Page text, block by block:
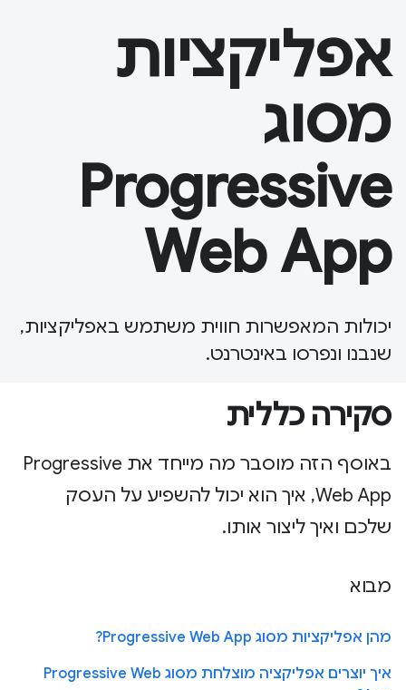
אפליקציות
מסוג
Progressive
Web App
יכולות המאפשרות חווית משתמש באפליקציות,
שנבנו ונפרסו באינטרנט.
סקירה כללית
באוסף הזה מוסבר מה מייחד את Progressive
Web App, איך הוא יכול להשפיע על העסק
שלכם ואיך ליצור אותו.
מבוא
מהן אפליקציות מסוג Progressive Web App?
איך יוצרים אפליקציה מוצלחת מסוג Progressive Web